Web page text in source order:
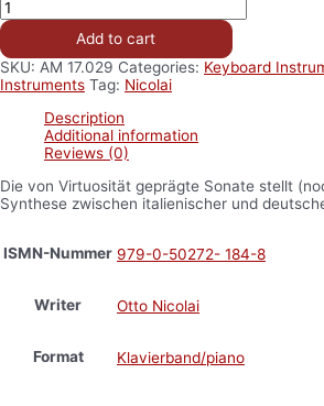
Add to cart
SKU: AM 17.029 Categories: Keyboard
Instruments Tag: Nicolai
Description
Additional information
Reviews (0)
Die von Virtuosität geprägte Sonate stellt
Synthese zwischen italienischer und
ISMN-Nummer 979-0-50272- 184-8
Writer Otto Nicolai
Format Klavierband/piano